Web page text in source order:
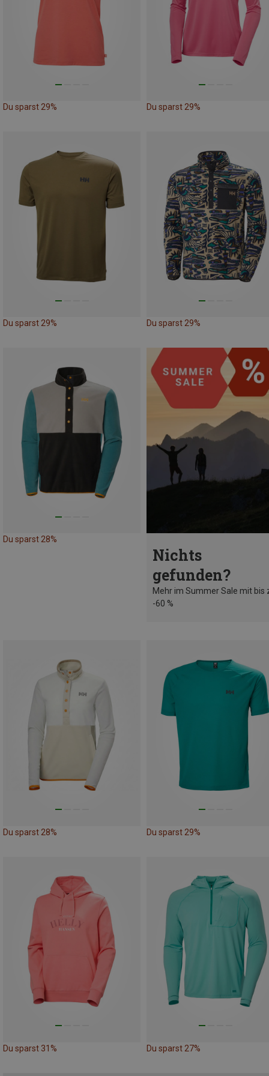
Du sparst 29% Du sparst 29%
Du sparst 29% Du sparst 29%
Du sparst 28%
Nichts
gefunden?
Mehr im Summer Sale mit bis
-60 %
Du sparst 28% Du sparst 29%
Du sparst 31% Du sparst 27%